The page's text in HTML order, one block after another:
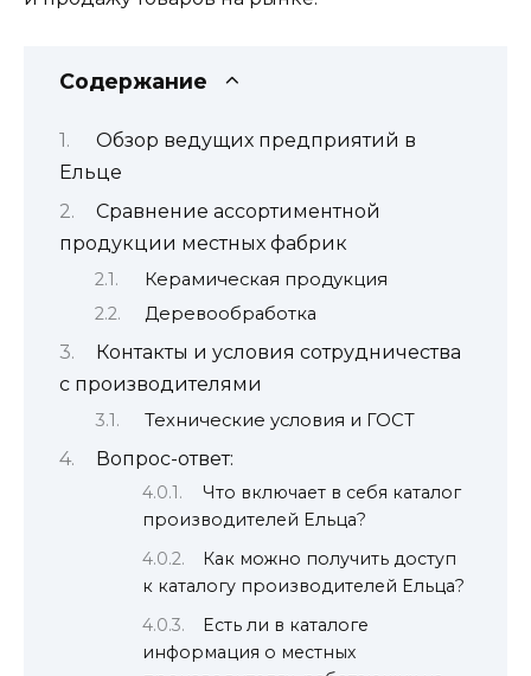
Содержание
Обзор ведущих предприятий в
Ельце
Сравнение ассортиментной
продукции местных фабрик
Керамическая продукция
Деревообработка
Контакты и условия сотрудничества
с производителями
Технические условия и ГОСТ
Вопрос-ответ:
Что включает в себя каталог
производителей Ельца?
Как можно получить доступ
к каталогу производителей Ельца?
Есть ли в каталоге
информация о местных